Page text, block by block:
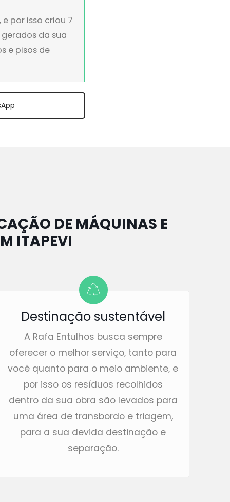
por isso criou 7
da sua
e pisos de
DE MÁQUINAS E
ITAPEVI
Destinação sustentável
A Rafa Entulhos busca sempre
oferecer o melhor serviço, tanto para
você quanto para o meio ambiente, e
por isso os resíduos recolhidos
dentro da sua obra são levados para
uma área de transbordo e triagem,
para a sua devida destinação e
separação.